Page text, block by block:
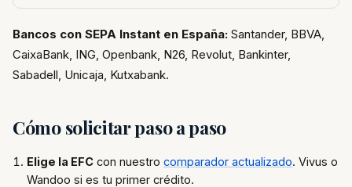
Bancos con SEPA Instant en España: Santander, BBVA,
CaixaBank, ING, Openbank, N26, Revolut, Bankinter,
Sabadell, Unicaja, Kutxabank.
Cómo solicitar paso a paso
Elige la EFC con nuestro comparador actualizado. Vivus o
Wandoo si es tu primer crédito.